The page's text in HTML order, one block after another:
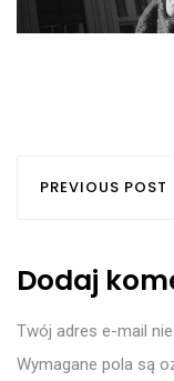
PREVIOUS POST
Dodaj
Twój adres e-mail
Wymagane pola są